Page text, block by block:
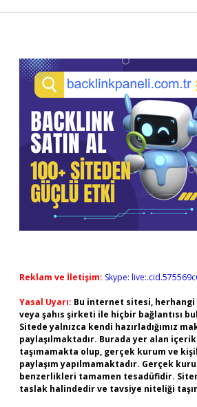
Sidebar
Reklam ve İletişim: Skype:
Yasal Uyarı: Bu internet sitesi,
veya şahıs şirketi ile hiçbir bağlantısı
Sitede yalnızca kendi hazırladığımız
paylaşılmaktadır. Burada yer alan
taşımamakta olup, gerçek kurum ve
paylaşım yapılmamaktadır. Gerçek
benzerlikleri tamamen tesadüfidir.
taslak halindedir ve tavsiye niteliği